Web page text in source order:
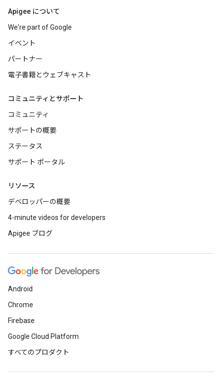
Apigee について
We're part of Google
イベント
パートナー
電子書籍とウェブキャスト
コミュニティとサポート
コミュニティ
サポートの概要
ステータス
サポート ポータル
リソース
デベロッパーの概要
4-minute videos for developers
Apigee ブログ
Android
Chrome
Firebase
Google Cloud Platform
すべてのプロダクト